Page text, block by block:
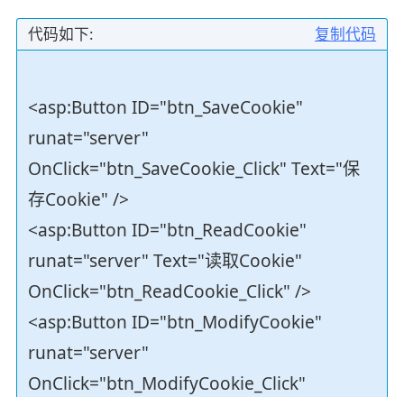
复制代码
代码如下:
<asp:Button ID="btn_SaveCookie"
runat="server"
OnClick="btn_SaveCookie_Click" Text="保
存Cookie" />
<asp:Button ID="btn_ReadCookie"
runat="server" Text="读取Cookie"
OnClick="btn_ReadCookie_Click" />
<asp:Button ID="btn_ModifyCookie"
runat="server"
OnClick="btn_ModifyCookie_Click"